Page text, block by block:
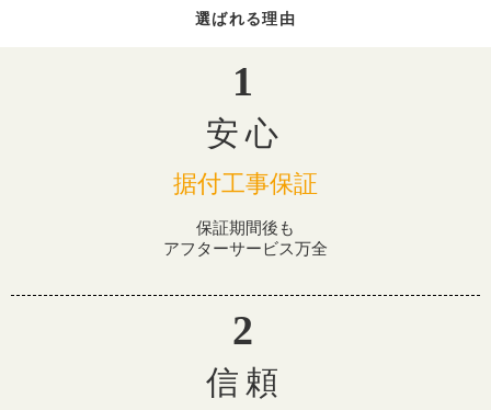
安心
据付工事保証
保証期間後も
アフターサービス万全
信頼